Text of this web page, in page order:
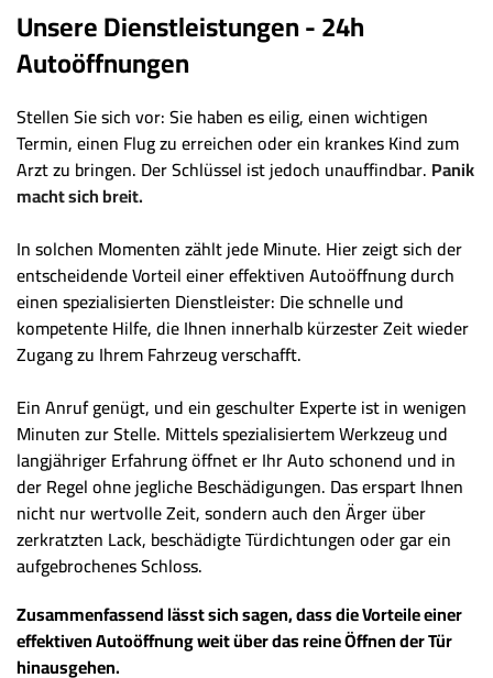
Unsere Dienstleistungen - 24h
Autoöffnungen
Stellen Sie sich vor: Sie haben es eilig, einen wichtigen
Termin, einen Flug zu erreichen oder ein krankes Kind zum
Arzt zu bringen. Der Schlüssel ist jedoch unauffindbar. Panik
macht sich breit.
In solchen Momenten zählt jede Minute. Hier zeigt sich der
entscheidende Vorteil einer effektiven Autoöffnung durch
einen spezialisierten Dienstleister: Die schnelle und
kompetente Hilfe, die Ihnen innerhalb kürzester Zeit wieder
Zugang zu Ihrem Fahrzeug verschafft.
Ein Anruf genügt, und ein geschulter Experte ist in wenigen
Minuten zur Stelle. Mittels spezialisiertem Werkzeug und
langjähriger Erfahrung öffnet er Ihr Auto schonend und in
der Regel ohne jegliche Beschädigungen. Das erspart Ihnen
nicht nur wertvolle Zeit, sondern auch den Ärger über
zerkratzten Lack, beschädigte Türdichtungen oder gar ein
aufgebrochenes Schloss.
Zusammenfassend lässt sich sagen, dass die Vorteile einer
effektiven Autoöffnung weit über das reine Öffnen der Tür
hinausgehen.